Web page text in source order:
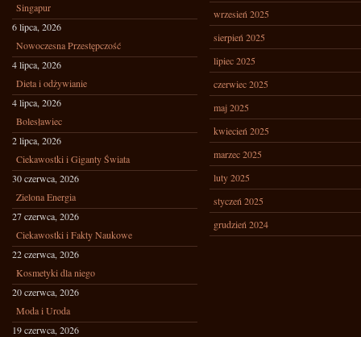
Singapur
6 lipca, 2026
Nowoczesna Przestępczość
4 lipca, 2026
Dieta i odżywianie
4 lipca, 2026
Bolesławiec
2 lipca, 2026
Ciekawostki i Giganty Świata
30 czerwca, 2026
Zielona Energia
27 czerwca, 2026
Ciekawostki i Fakty Naukowe
22 czerwca, 2026
Kosmetyki dla niego
20 czerwca, 2026
Moda i Uroda
19 czerwca, 2026
wrzesień 2025
sierpień 2025
lipiec 2025
czerwiec 2025
maj 2025
kwiecień 2025
marzec 2025
luty 2025
styczeń 2025
grudzień 2024